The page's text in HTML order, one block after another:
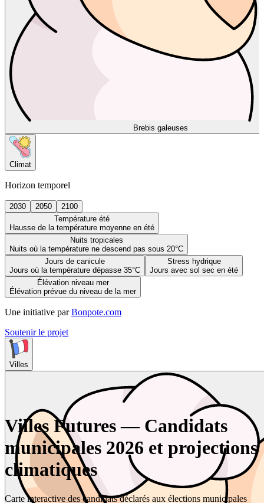
Brebis galeuses
Climat
Horizon temporel
2030 2050
2100
Température été
Hausse de la température moyenne en été
Nuits tropicales
Nuits où la température ne descend pas sous 20°C
Jours de canicule
Jours où la température dépasse 35°C
Stress hydrique
Jours avec sol sec en été
Élévation niveau mer
Élévation prévue du niveau de la mer
Une initiative par Bonpote.com
Soutenir le projet
Villes
Villes Futures — Candidats
municipales 2026 et projections
climatiques
Carte interactive des candidats déclarés aux élections municipales